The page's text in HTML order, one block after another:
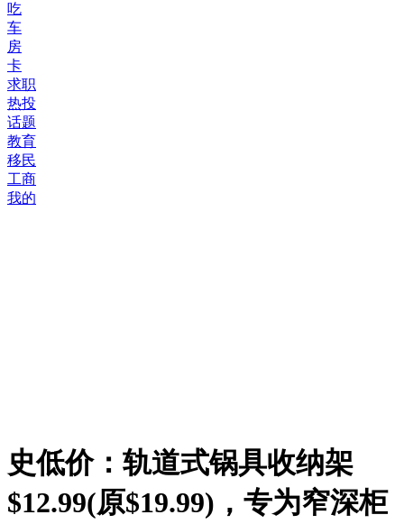
吃
车
房
卡
求职
热投
话题
教育
移民
工商
我的
史低价：轨道式锅具收纳架
$12.99(原$19.99)，专为窄深柜